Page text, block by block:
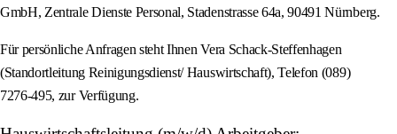
GmbH, Zentrale Dienste Personal, Stadenstrasse 64a, 90491 Nürnberg.
Für persönliche Anfragen steht Ihnen Vera Schack-Steffenhagen
(Standortleitung Reinigungsdienst/ Hauswirtschaft), Telefon (089)
7276‑495, zur Verfügung.